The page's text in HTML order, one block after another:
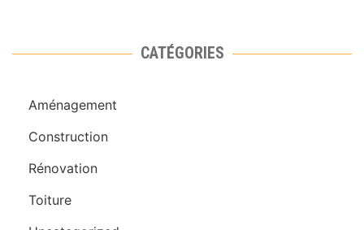
CATÉGORIES
Aménagement
Construction
Rénovation
Toiture